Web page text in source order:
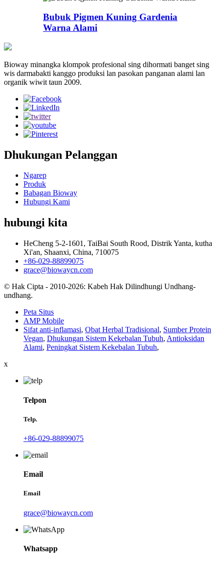
Bubuk Pigmen Kuning Gardenia
Warna Alami
Bioway minangka klompok profesional sing dihormati banget sing
wis darmabakti kanggo produksi lan pasokan panganan alami lan
organik wiwit taun 2009.
Dhukungan Pelanggan
Ngarep
Produk
Babagan Bioway
Hubungi Kami
hubungi kita
HeCheng 5-2-1601, TaiBai South Rood, Distrik Yanta, kutha
Xi'an, Shaanxi, China, 710075
+86-029-88899075
grace@biowaycn.com
© Hak Cipta - 2010-2026: Kabeh Hak Dilindhungi Undhang-
undhang.
Peta Situs
AMP Mobile
Sifat anti-inflamasi, Obat Herbal Tradisional, Sumber Protein
Vegan, Dhukungan Sistem Kekebalan Tubuh, Antioksidan
Alami, Peningkat Sistem Kekebalan Tubuh,
x
Telpon
Telp.
+86-029-88899075
Email
Email
grace@biowaycn.com
Whatsapp